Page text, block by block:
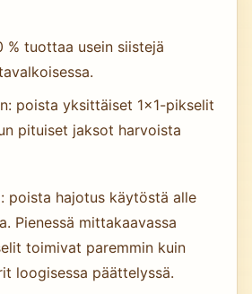
% tuottaa usein siistejä
poista yksittäiset 1×1-pikselit
pituiset jaksot harvoista
poista hajotus käytöstä alle
Pienessä mittakaavassa
toimivat paremmin kuin
loogisessa päättelyssä.